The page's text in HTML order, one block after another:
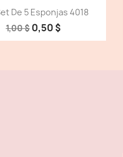
Vista detallada
De 5 Esponjas 4018
1,00 $ 0,50 $